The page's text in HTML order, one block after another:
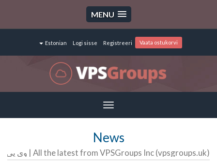
MENU
Estonian Logi sisse Registreeri Vaata ostukorvi
Toggle
navigation
News
All the latest from VPSGroups Inc (vpsgroups.uk) | وی پی اس گروپ | سرور مجازی | سرور اختصاصی | هاست